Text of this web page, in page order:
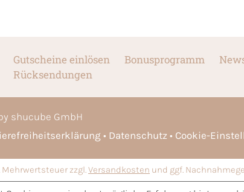
Gutscheine einlösen Bonusprogramm
Rücksendungen
shucube GmbH
Datenschutz Cookie-
Mehrwertsteuer zzgl.Versandkosten und ggf.